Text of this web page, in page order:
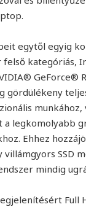
egytől egyig
felső kategóriás,
GeForce®
gördülékeny
munkához,
legkomolyabb
Ehhez
SSD
mindig
Full